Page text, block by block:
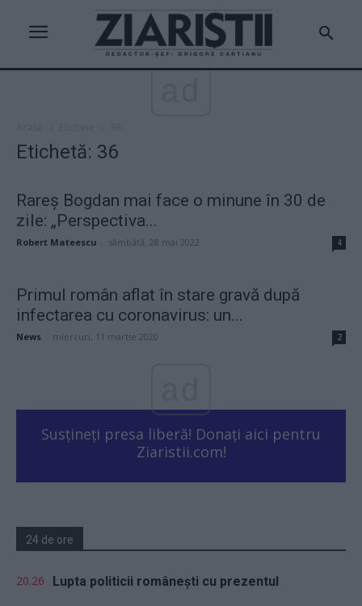
Etichetă: 36
Rareș Bogdan mai face o minune în 30 de
zile: „Perspectiva...
Robert Mateescu sâmbătă, 28 mai 2022 4
Primul român aflat în stare gravă după
infectarea cu coronavirus: un...
News miercuri, 11 martie 2020 2
Susțineți presa liberă! Donați aici pentru
Ziaristii.com!
24 de ore
20.26 Lupta politicii românești cu prezentul